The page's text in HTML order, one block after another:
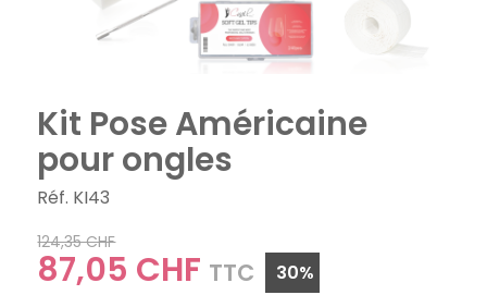
Kit Pose Américaine
pour ongles
Réf. KI43
124,35 CHF
87,05 CHF TTC 30%